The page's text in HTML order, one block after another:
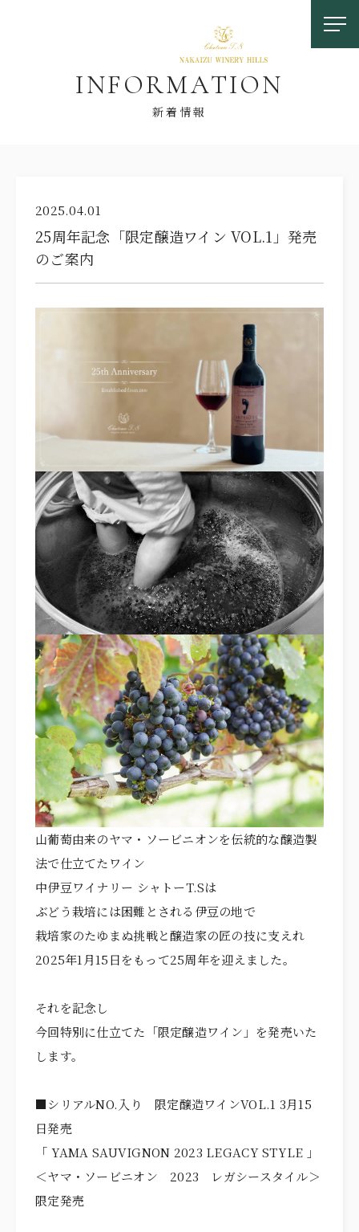
0558-83-5116
TOP
LOCATION
FREE STYLE
WITH DOG
WEDDING & PHOTO PLAN
ウエディングプラン
REPORT カップルレポート
SCHEDULE 挙式の流れ
PARTY会場
CEREMONY挙式
DRESSドレス
ITEMSアイテム
CUISINEお料理
ACCESSアクセス
NEWSニュース
STAFF BLOG
プライバシーポリシー
INFORMATION
新着情報
2025.04.01
25周年記念「限定醸造ワイン VOL.1」発売
のご案内
山葡萄由来のヤマ・ソービニオンを伝統的な醸造製
法で仕立てたワイン
中伊豆ワイナリー シャトーT.Sは
ぶどう栽培には困難とされる伊豆の地で
栽培家のたゆまぬ挑戦と醸造家の匠の技に支えれ
2025年1月15日をもって25周年を迎えました。
それを記念し
今回特別に仕立てた「限定醸造ワイン」を発売いた
します。
■シリアルNO.入り 限定醸造ワインVOL.1 3月15
日発売
「 YAMA SAUVIGNON 2023 LEGACY STYLE 」
＜ヤマ・ソービニオン 2023 レガシースタイル＞
限定発売